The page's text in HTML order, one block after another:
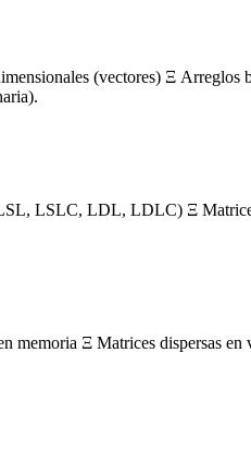
(vectores) Ξ Arreglos
LSLC, LDL, LDLC) Ξ
memoria Ξ Matrices dispersas